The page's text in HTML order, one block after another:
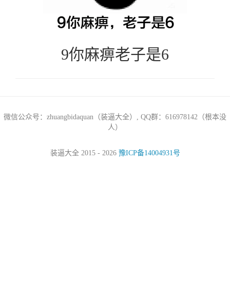
9你麻痹老子是6
微信公众号：zhuangbidaquan（装逼大全）, QQ群：616978142（根本没
人）
装逼大全 2015 - 2026 豫ICP备14004931号